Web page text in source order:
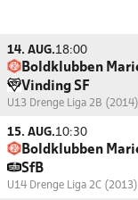
14. AUG.18:00
Boldklubben
Vinding SF
U13 Drenge Liga 2B
15. AUG.10:30
Boldklubben
SfB
U14 Drenge Liga 2C